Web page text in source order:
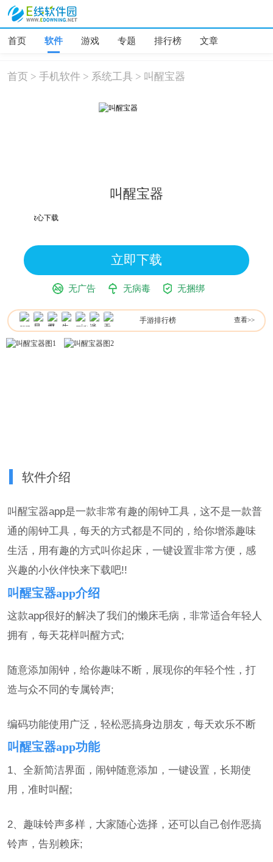
首页 软件 游戏 专题 排行榜 文章
首页 >手机软件 > 系统工具 > 叫醒宝器
叫醒宝器
报可放心下载
立即下载
无广告 无病毒 无捆绑
手游排行榜 查看>>
软件介绍
叫醒宝器app是一款非常有趣的闹钟工具，这不是一款普
通的闹钟工具，每天的方式都是不同的，给你增添趣味
生活，用有趣的方式叫你起床，一键设置非常方便，感
兴趣的小伙伴快来下载吧!!
叫醒宝器app介绍
这款app很好的解决了我们的懒床毛病，非常适合年轻人
拥有，每天花样叫醒方式;
随意添加闹钟，给你趣味不断，展现你的年轻个性，打
造与众不同的专属铃声;
编码功能使用广泛，轻松恶搞身边朋友，每天欢乐不断
叫醒宝器app功能
1、全新简洁界面，闹钟随意添加，一键设置，长期使
用，准时叫醒;
2、趣味铃声多样，大家随心选择，还可以自己创作恶搞
铃声，告别赖床;